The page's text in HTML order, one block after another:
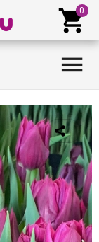

